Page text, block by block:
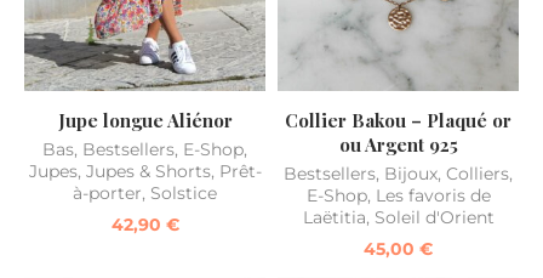
Jupe longue Aliénor
Bas, Bestsellers, E-Shop,
Jupes, Jupes & Shorts, Prêt-
à-porter, Solstice
42,90 €
Collier Bakou – Plaqué or
ou Argent 925
Bestsellers, Bijoux, Colliers,
E-Shop, Les favoris de
Laëtitia, Soleil d'Orient
45,00 €